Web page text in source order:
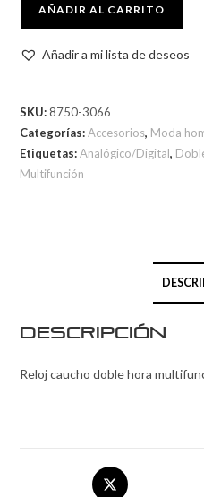
AÑADIR AL CARRITO
Añadir a mi lista de deseos
SKU:8750-3066
Categorías:Accesorios, Moda
Etiquetas:Analógico/Digital,
Multifunción
Descripción
Reloj caucho doble hora